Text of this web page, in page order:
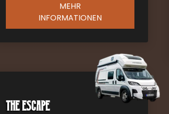
MEHR
INFORMATIONEN
The Escape